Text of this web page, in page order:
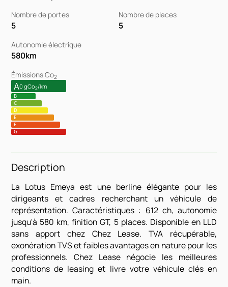
Nombre de portes
5
Nombre de places
5
Autonomie électrique
580km
Émissions Co2
A0 gCo2/km
B
C
D
E
F
G
Description
La Lotus Emeya est une berline élégante pour les
dirigeants et cadres recherchant un véhicule de
représentation. Caractéristiques : 612 ch, autonomie
jusqu'à 580 km, finition GT, 5 places. Disponible en LLD
sans apport chez Chez Lease. TVA récupérable,
exonération TVS et faibles avantages en nature pour les
professionnels. Chez Lease négocie les meilleures
conditions de leasing et livre votre véhicule clés en
main.